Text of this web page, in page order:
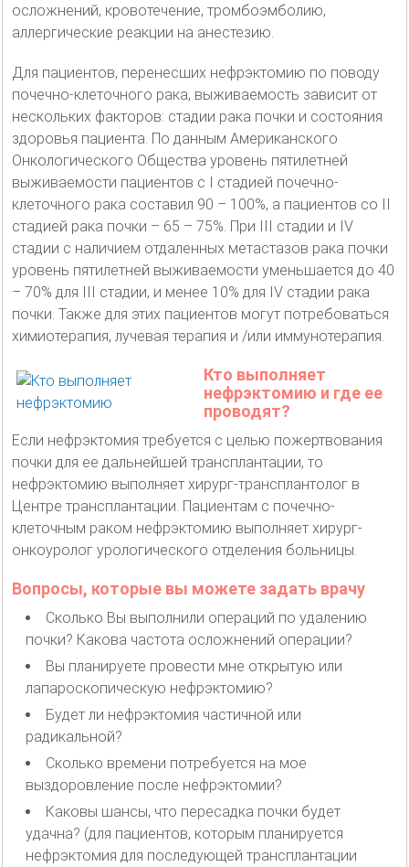
осложнений, кровотечение, тромбоэмболию,
аллергические реакции на анестезию.
Для пациентов, перенесших нефрэктомию по поводу
почечно-клеточного рака, выживаемость зависит от
нескольких факторов: стадии рака почки и состояния
здоровья пациента. По данным Американского
Онкологического Общества уровень пятилетней
выживаемости пациентов с I стадией почечно-
клеточного рака составил 90 – 100%, а пациентов со II
стадией рака почки – 65 – 75%. При III стадии и IV
стадии с наличием отдаленных метастазов рака почки
уровень пятилетней выживаемости уменьшается до 40
– 70% для III стадии, и менее 10% для IV стадии рака
почки. Также для этих пациентов могут потребоваться
химиотерапия, лучевая терапия и /или иммунотерапия.
Кто выполняет
нефрэктомию и где ее
проводят?
Если нефрэктомия требуется с целью пожертвования
почки для ее дальнейшей трансплантации, то
нефрэктомию выполняет хирург-трансплантолог в
Центре трансплантации. Пациентам с почечно-
клеточным раком нефрэктомию выполняет хирург-
онкоуролог урологического отделения больницы.
Вопросы, которые вы можете задать врачу
Сколько Вы выполнили операций по удалению
почки? Какова частота осложнений операции?
Вы планируете провести мне открытую или
лапароскопическую нефрэктомию?
Будет ли нефрэктомия частичной или
радикальной?
Сколько времени потребуется на мое
выздоровление после нефрэктомии?
Каковы шансы, что пересадка почки будет
удачна? (для пациентов, которым планируется
нефрэктомия для последующей трансплантации